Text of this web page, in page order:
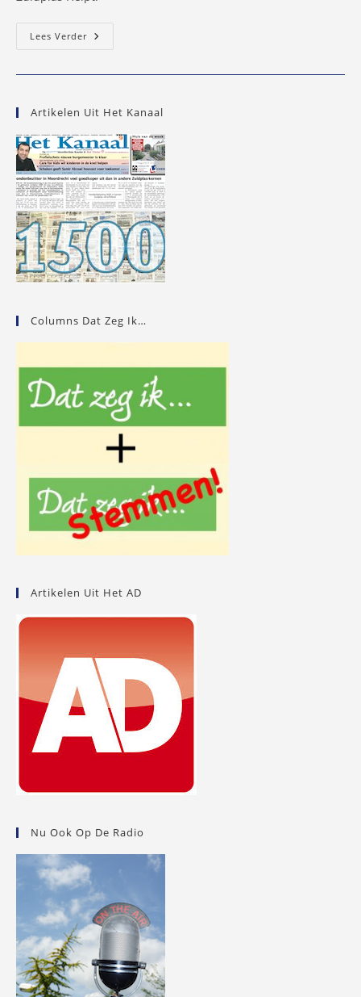
Lees VerderLocatierepo’tje
December
Artikelen Uit Het Kanaal
Columns Dat Zeg Ik…
Artikelen Uit Het AD
Nu Ook Op De Radio